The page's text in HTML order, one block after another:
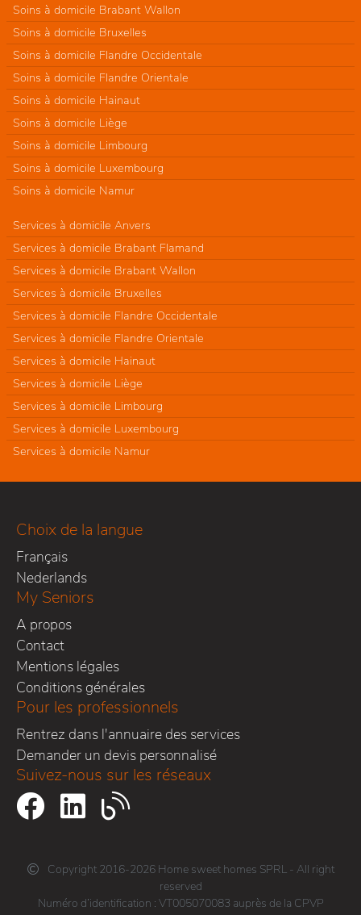
Soins à domicile Brabant Wallon
Soins à domicile Bruxelles
Soins à domicile Flandre Occidentale
Soins à domicile Flandre Orientale
Soins à domicile Hainaut
Soins à domicile Liège
Soins à domicile Limbourg
Soins à domicile Luxembourg
Soins à domicile Namur
Services à domicile Anvers
Services à domicile Brabant Flamand
Services à domicile Brabant Wallon
Services à domicile Bruxelles
Services à domicile Flandre Occidentale
Services à domicile Flandre Orientale
Services à domicile Hainaut
Services à domicile Liège
Services à domicile Limbourg
Services à domicile Luxembourg
Services à domicile Namur
Choix de la langue
Français
Nederlands
My Seniors
A propos
Contact
Mentions légales
Conditions générales
Pour les professionnels
Rentrez dans l'annuaire des services
Demander un devis personnalisé
Suivez-nous sur les réseaux
Copyright 2016-2026 Home sweet homes SPRL - All right
reserved
Numéro d’identification : VT005070083 auprès de la CPVP